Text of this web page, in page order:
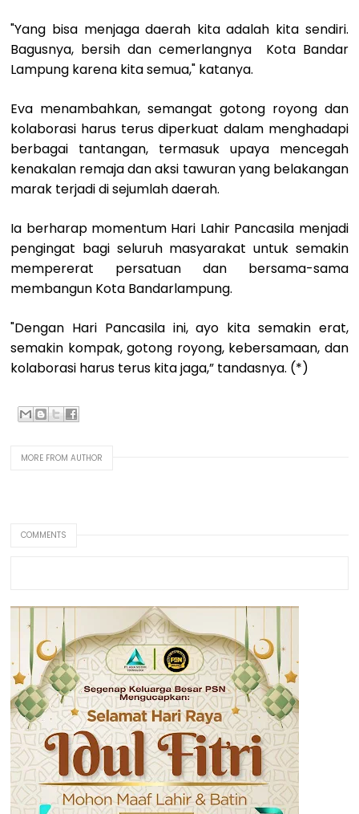
"Yang bisa menjaga daerah kita adalah kita sendiri.
Bagusnya, bersih dan cemerlangnya Kota Bandar
Lampung karena kita semua," katanya.
Eva menambahkan, semangat gotong royong dan
kolaborasi harus terus diperkuat dalam menghadapi
berbagai tantangan, termasuk upaya mencegah
kenakalan remaja dan aksi tawuran yang belakangan
marak terjadi di sejumlah daerah.
Ia berharap momentum Hari Lahir Pancasila menjadi
pengingat bagi seluruh masyarakat untuk semakin
mempererat persatuan dan bersama-sama
membangun Kota Bandarlampung.
"Dengan Hari Pancasila ini, ayo kita semakin erat,
semakin kompak, gotong royong, kebersamaan, dan
kolaborasi harus terus kita jaga,” tandasnya. (*)
MORE FROM AUTHOR
COMMENTS